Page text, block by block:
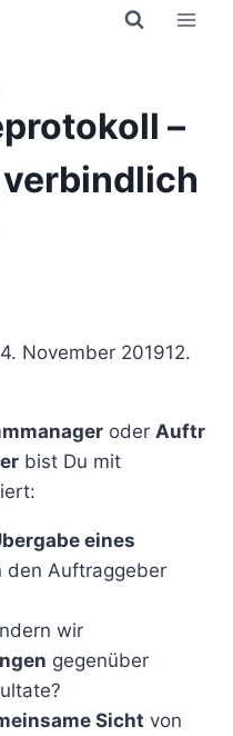
–
4. November 201912.
oder Auftr
bist Du mit
eines
den Auftraggeber
wir
gegenüber
Sicht von